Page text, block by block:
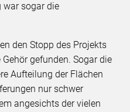
war sogar die
den Stopp des Projekts
gefunden. Sogar die
Aufteilung der Flächen
nur schwer
angesichts der vielen